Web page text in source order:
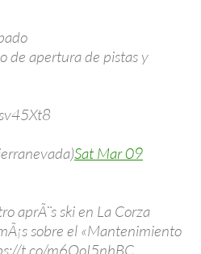
de apertura de pistas y
Sat Mar 09
aprÃ¨s ski en La Corza
sobre el «Mantenimiento